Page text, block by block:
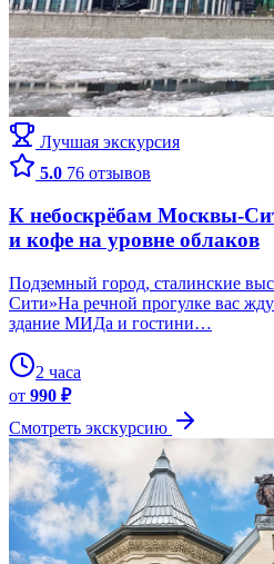
Лучшая экскурсия
5.0 76 отзывов
К небоскрёбам Москвы-
и кофе на уровне облаков
Подземный город, сталинские
Сити»На речной прогулке вас
здание МИДа и гостини…
2 часа
от 990 ₽
Смотреть экскурсию